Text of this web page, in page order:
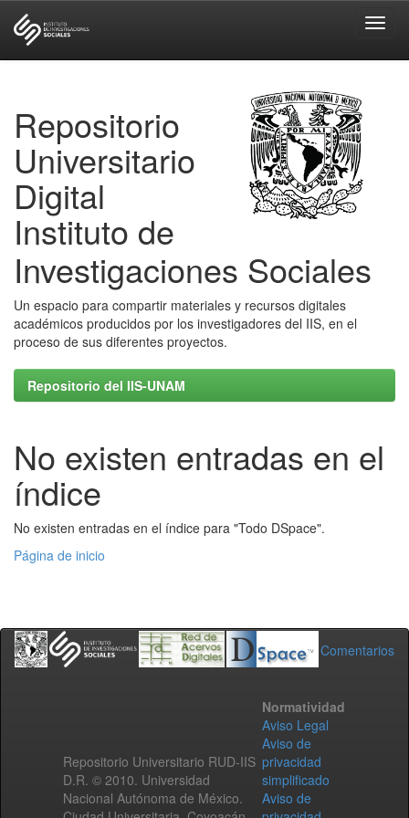
Repositorio
Universitario
Digital
Instituto de
Investigaciones Sociales
Un espacio para compartir materiales y recursos digitales
académicos producidos por los investigadores del IIS, en el
proceso de sus diferentes proyectos.
Repositorio del IIS-UNAM
No existen entradas en el
índice
No existen entradas en el índice para "Todo DSpace".
Página de inicio
Comentarios
Repositorio Universitario RUD-IIS
D.R. © 2010. Universidad
Nacional Autónoma de México.
Normatividad
Aviso Legal
Aviso de
privacidad
simplificado
Aviso de